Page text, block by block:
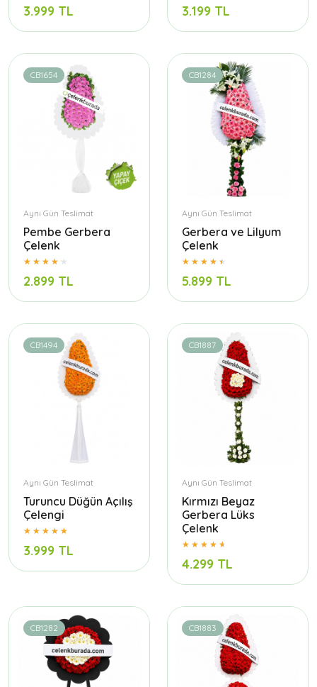
3.999 TL 3.199 TL
CB1654
Aynı Gün Teslimat
Pembe Gerbera
Çelenk
2.899 TL
CB1284
Aynı Gün Teslimat
Gerbera ve Lilyum
Çelenk
5.899 TL
CB1494
Aynı Gün Teslimat
Turuncu Düğün Açılış
Çelengi
3.999 TL
CB1887
Aynı Gün Teslimat
Kırmızı Beyaz
Gerbera Lüks
Çelenk
4.299 TL
CB1282 CB1883